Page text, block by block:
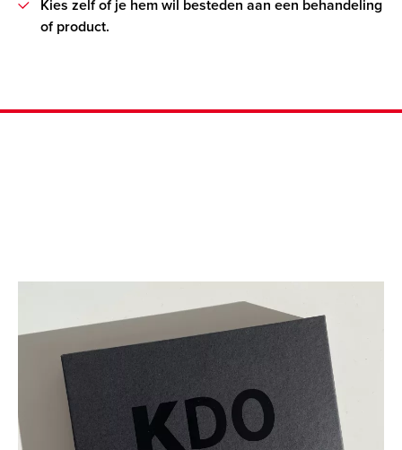
Kies zelf of je hem wil besteden aan een behandeling
of product.